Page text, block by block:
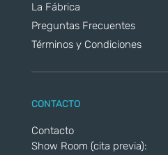
La Fábrica
Preguntas Frecuentes
Términos y Condiciones
CONTACTO
Contacto
Show Room (cita previa):